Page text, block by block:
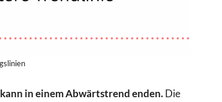
in einem Abwärtstrend enden.Die